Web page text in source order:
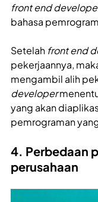
front end
bahasa
Setelah front end
pekerjaannya,
mengambil alih
developer
yang akan
pemrograman
4. Perbedaan
perusahaan